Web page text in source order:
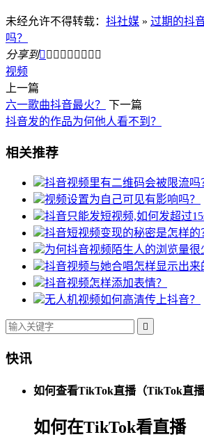
未经允许不得转载： 抖社媒 » 过期的抖
吗？
分享到        
视频
上一篇
六一歌曲抖音最火？
下一篇
抖音发的作品为何他人看不到？
相关推荐
抖音视频里有二维码会被限流吗
视频设置为自己可见有影响吗？
抖音只能发短视频,如何发超过
抖音短视频变现的秘密是怎样的
为何抖音视频陌生人的浏览量很
抖音视频与她合唱怎样显示出来
抖音视频怎样添加表情？
无人机视频如何高清传上抖音？

快讯
如何查看TikTok直播（TikTok直播
如何在TikTok看直播